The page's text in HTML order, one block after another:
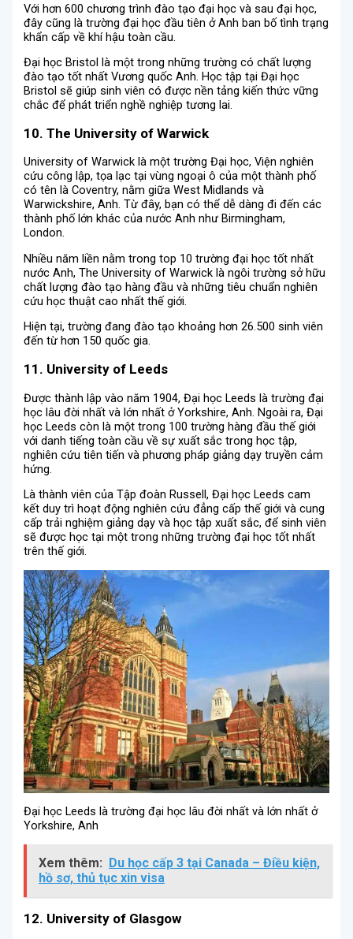
Với hơn 600 chương trình đào tạo đại học và sau đại học,
đây cũng là trường đại học đầu tiên ở Anh ban bố tình trạng
khẩn cấp về khí hậu toàn cầu.
Đại học Bristol là một trong những trường có chất lượng
đào tạo tốt nhất Vương quốc Anh. Học tập tại Đại học
Bristol sẽ giúp sinh viên có được nền tảng kiến thức vững
chắc để phát triển nghề nghiệp tương lai.
10. The University of Warwick
University of Warwick là một trường Đại học, Viện nghiên
cứu công lập, tọa lạc tại vùng ngoại ô của một thành phố
có tên là Coventry, nằm giữa West Midlands và
Warwickshire, Anh. Từ đây, bạn có thể dễ dàng đi đến các
thành phố lớn khác của nước Anh như Birmingham,
London.
Nhiều năm liền nằm trong top 10 trường đại học tốt nhất
nước Anh, The University of Warwick là ngôi trường sở hữu
chất lượng đào tạo hàng đầu và những tiêu chuẩn nghiên
cứu học thuật cao nhất thế giới.
Hiện tại, trường đang đào tạo khoảng hơn 26.500 sinh viên
đến từ hơn 150 quốc gia.
11. University of Leeds
Được thành lập vào năm 1904, Đại học Leeds là trường đại
học lâu đời nhất và lớn nhất ở Yorkshire, Anh. Ngoài ra, Đại
học Leeds còn là một trong 100 trường hàng đầu thế giới
với danh tiếng toàn cầu về sự xuất sắc trong học tập,
nghiên cứu tiên tiến và phương pháp giảng dạy truyền cảm
hứng.
Là thành viên của Tập đoàn Russell, Đại học Leeds cam
kết duy trì hoạt động nghiên cứu đẳng cấp thế giới và cung
cấp trải nghiệm giảng dạy và học tập xuất sắc, để sinh viên
sẽ được học tại một trong những trường đại học tốt nhất
trên thế giới.
Đại học Leeds là trường đại học lâu đời nhất và lớn nhất ở
Yorkshire, Anh
Xem thêm:
Du học cấp 3 tại Canada – Điều kiện,
hồ sơ, thủ tục xin visa
12. University of Glasgow